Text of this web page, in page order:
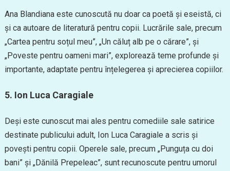
Ana Blandiana este cunoscută nu doar ca poetă și eseistă, ci
și ca autoare de literatură pentru copii. Lucrările sale, precum
„Cartea pentru soțul meu”, „Un căluț alb pe o cărare”, și
„Poveste pentru oameni mari”, explorează teme profunde și
importante, adaptate pentru înțelegerea și aprecierea copiilor.
5. Ion Luca Caragiale
Deși este cunoscut mai ales pentru comediile sale satirice
destinate publicului adult, Ion Luca Caragiale a scris și
povești pentru copii. Operele sale, precum „Punguța cu doi
bani” și „Dănilă Prepeleac”, sunt recunoscute pentru umorul